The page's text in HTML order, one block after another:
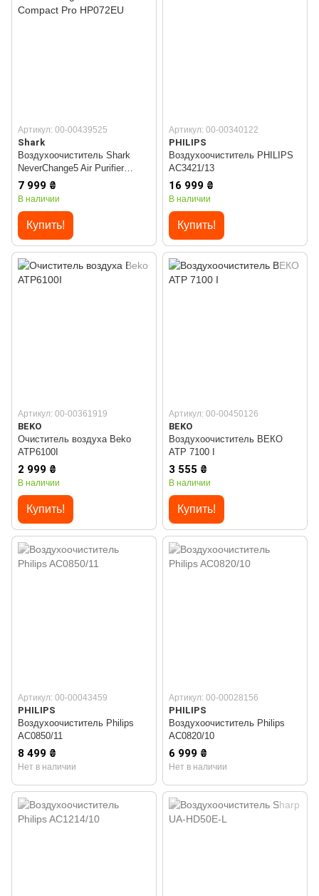
Артикул: 00-00439525
Shark
Воздухоочиститель Shark
NeverChange5 Air Purifier
Compact Pro HP072EU
7 999 ₴
В наличии
Купить!
Артикул: 00-00340122
PHILIPS
Воздухоочиститель PHILIPS
AC3421/13
16 999 ₴
В наличии
Купить!
Артикул: 00-00361919
BEKO
Очиститель воздуха Beko
ATP6100I
2 999 ₴
В наличии
Купить!
Артикул: 00-00450126
BEKO
Воздухоочиститель ВЕКО
ATP 7100 I
3 555 ₴
В наличии
Купить!
Артикул: 00-00043459
PHILIPS
Воздухоочиститель Philips
AC0850/11
8 499 ₴
Нет в наличии
Артикул: 00-00028156
PHILIPS
Воздухоочиститель Philips
AC0820/10
6 999 ₴
Нет в наличии